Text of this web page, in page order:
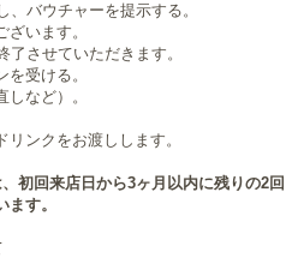
、バウチャーを提示する。
います。
させていただきます。
受ける。
など）。
ンクをお渡しします。
初回来店日から3ヶ月以内に残りの2回
す。